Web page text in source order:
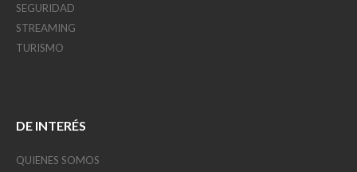
SEGURIDAD
STREAMING
TURISMO
DE INTERÉS
QUIENES SOMOS